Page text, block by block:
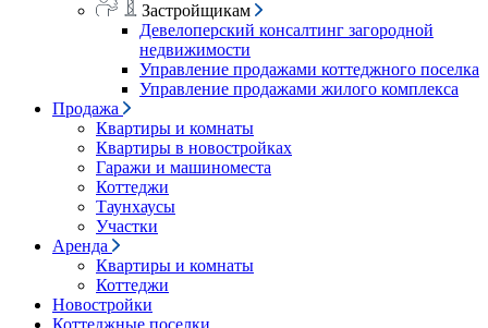
Застройщикам
Девелоперский консалтинг загородной
недвижимости
Управление продажами коттеджного поселка
Управление продажами жилого комплекса
Продажа
Квартиры и комнаты
Квартиры в новостройках
Гаражи и машиноместа
Коттеджи
Таунхаусы
Участки
Аренда
Квартиры и комнаты
Коттеджи
Новостройки
Коттеджные поселки